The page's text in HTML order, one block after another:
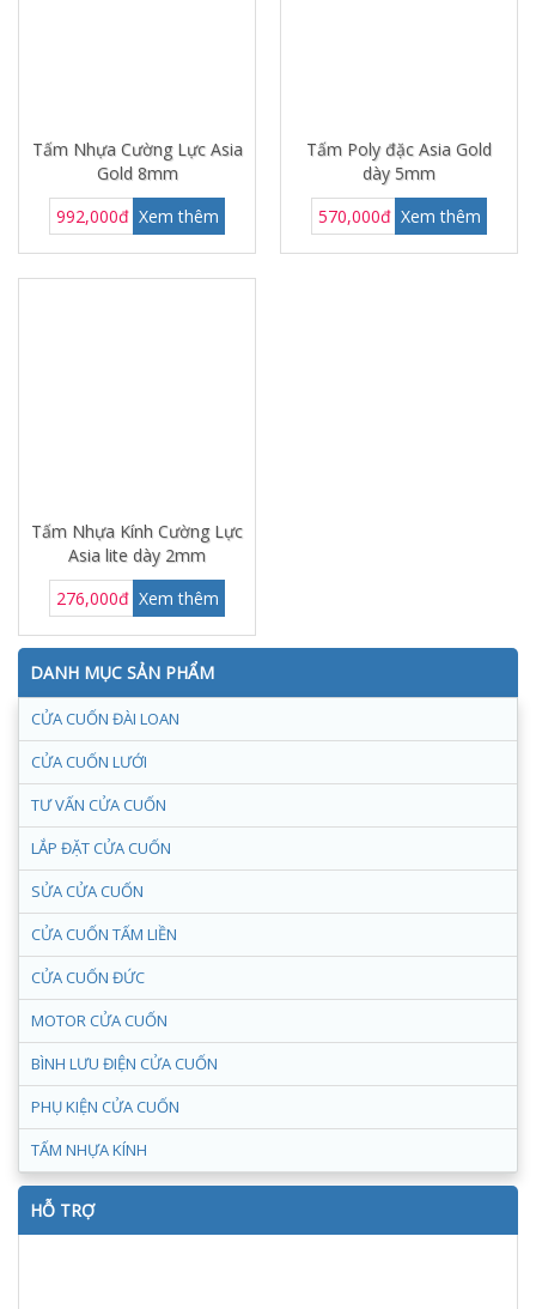
DANH MỤC SẢN PHẨM
CỬA CUỐN ĐÀI LOAN
CỬA CUỐN LƯỚI
TƯ VẤN CỬA CUỐN
LẮP ĐẶT CỬA CUỐN
SỬA CỬA CUỐN
CỬA CUỐN TẤM LIỀN
CỬA CUỐN ĐỨC
MOTOR CỬA CUỐN
BÌNH LƯU ĐIỆN CỬA CUỐN
PHỤ KIỆN CỬA CUỐN
TẤM NHỰA KÍNH
HỖ TRỢ
Tấm Nhựa Cường Lực Asia
Gold 8mm
992,000đ Xem thêm
Tấm Poly đặc Asia Gold
dày 5mm
570,000đ Xem thêm
Tấm Nhựa Kính Cường Lực
Asia lite dày 2mm
276,000đ Xem thêm